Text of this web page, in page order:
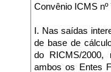
Convênio ICMS nº
I. Nas saídas
de base de
do RICMS/
ambos os Entes